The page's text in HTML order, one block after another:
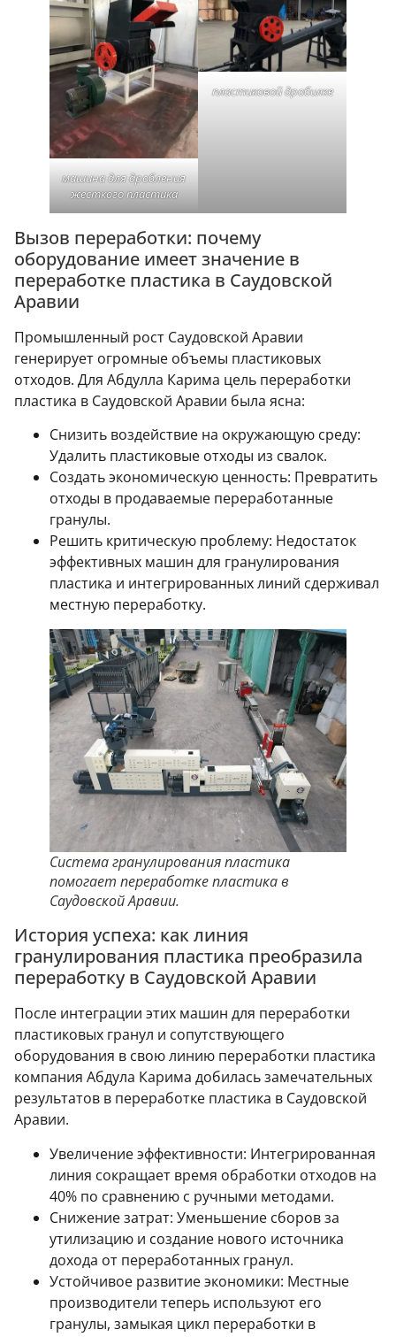
машина для дробления
жесткого пластика
пластиковой дробилке
Вызов переработки: почему
оборудование имеет значение в
переработке пластика в Саудовской
Аравии
Промышленный рост Саудовской Аравии
генерирует огромные объемы пластиковых
отходов. Для Абдулла Карима цель переработки
пластика в Саудовской Аравии была ясна:
Снизить воздействие на окружающую среду:
Удалить пластиковые отходы из свалок.
Создать экономическую ценность: Превратить
отходы в продаваемые переработанные
гранулы.
Решить критическую проблему: Недостаток
эффективных машин для гранулирования
пластика и интегрированных линий сдерживал
местную переработку.
Система гранулирования пластика
помогает переработке пластика в
Саудовской Аравии.
История успеха: как линия
гранулирования пластика преобразила
переработку в Саудовской Аравии
После интеграции этих машин для переработки
пластиковых гранул и сопутствующего
оборудования в свою линию переработки пластика
компания Абдула Карима добилась замечательных
результатов в переработке пластика в Саудовской
Аравии.
Увеличение эффективности: Интегрированная
линия сокращает время обработки отходов на
40% по сравнению с ручными методами.
Снижение затрат: Уменьшение сборов за
утилизацию и создание нового источника
дохода от переработанных гранул.
Устойчивое развитие экономики: Местные
производители теперь используют его
гранулы, замыкая цикл переработки в